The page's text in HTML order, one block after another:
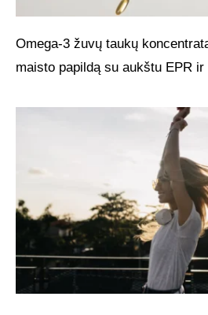
Omega-3 žuvų taukų
maisto papildą su aukštu EPR